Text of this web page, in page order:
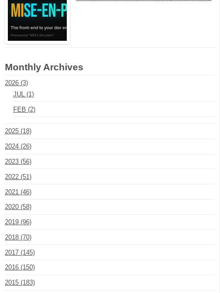
Monthly Archives
2026 (3)
JUL (1)
FEB (2)
2025 (18)
2024 (26)
2023 (56)
2022 (51)
2021 (46)
2020 (58)
2019 (96)
2018 (70)
2017 (145)
2016 (150)
2015 (183)